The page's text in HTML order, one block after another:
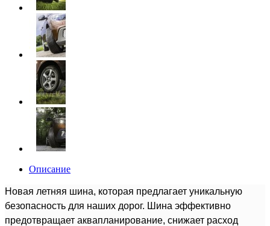
Описание
Новая летняя шина, которая предлагает уникальную
безопасность для наших дорог. Шина эффективно
предотвращает аквапланирование, снижает расход